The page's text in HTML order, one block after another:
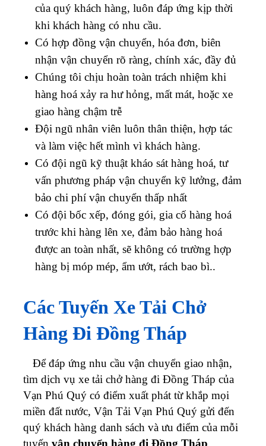
của quý khách hàng, luôn đáp ứng kịp thời
khi khách hàng có nhu cầu.
Có hợp đồng vận chuyển, hóa đơn, biên
nhận vận chuyển rõ ràng, chính xác, đầy đủ
Chúng tôi chịu hoàn toàn trách nhiệm khi
hàng hoá xảy ra hư hỏng, mất mát, hoặc xe
giao hàng chậm trễ
Đội ngũ nhân viên luôn thân thiện, hợp tác
và làm việc hết mình vì khách hàng.
Có đội ngũ kỹ thuật kháo sát hàng hoá, tư
vấn phương pháp vận chuyển kỹ lưởng, đảm
bảo chi phí vận chuyển thấp nhất
Có đội bốc xếp, đóng gói, gia cố hàng hoá
trước khi hàng lên xe, đảm bảo hàng hoá
được an toàn nhất, sẽ không có trường hợp
hàng bị móp mép, ẩm ướt, rách bao bì..
Các Tuyến Xe Tải Chở
Hàng Đi Đồng Tháp
Để đáp ứng nhu cầu vận chuyển giao nhận,
tìm dịch vụ xe tải chở hàng đi Đồng Tháp của
Vạn Phú Quý có điểm xuất phát từ khắp mọi
miền đất nước, Vận Tải Vạn Phú Quý gửi đến
quý khách hàng danh sách và ưu điểm của mỗi
tuyến vận chuyển hàng đi Đồng Tháp